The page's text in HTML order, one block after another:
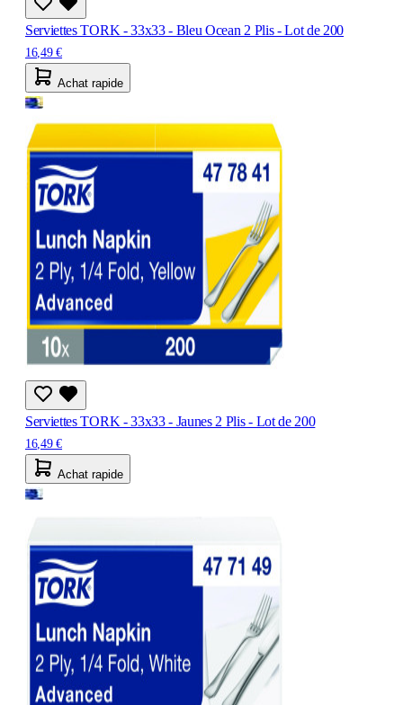
Serviettes TORK - 33x33 - Bleu Ocean 2 Plis - Lot de 200
16,49 €
Achat rapide
Serviettes TORK - 33x33 - Jaunes 2 Plis - Lot de 200
16,49 €
Achat rapide